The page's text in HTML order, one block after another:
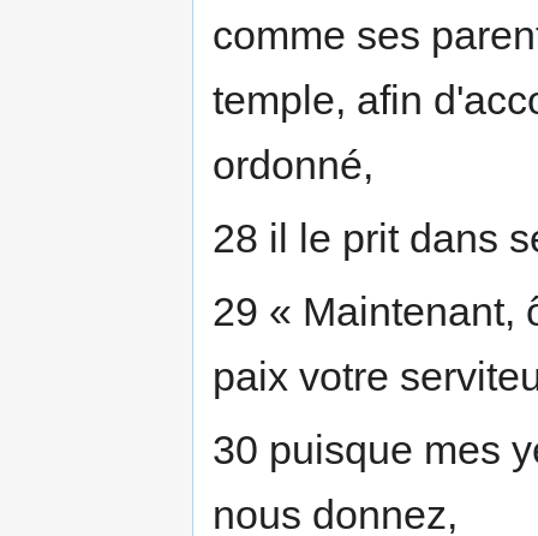
comme ses
temple, afin
ordonné,
28 il le prit dans
29 « Maintenant,
paix votre
30 puisque mes
nous donnez,